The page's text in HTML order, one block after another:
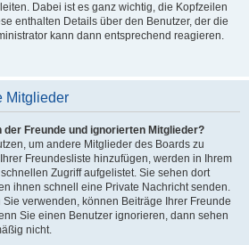
Dabei ist es ganz wichtig, die Kopfzeilen
enthalten Details über den Benutzer, der die
kann dann entsprechend reagieren.
Mitglieder
der Freunde und ignorierten Mitglieder?
um andere Mitglieder des Boards zu
Freundesliste hinzufügen, werden in Ihrem
Zugriff aufgelistet. Sie sehen dort
ihnen schnell eine Private Nachricht senden.
verwenden, können Beiträge Ihrer Freunde
Sie einen Benutzer ignorieren, dann sehen
nicht.